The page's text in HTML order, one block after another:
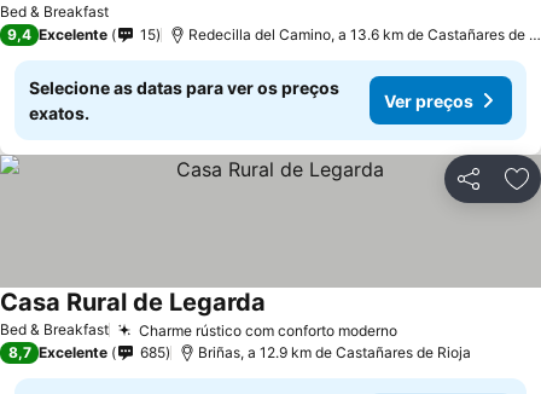
Bed & Breakfast
9,4 Excelente 15 Redecilla del Camino, a 13.6 km de Castañares de Rioja
Selecione as datas para ver os preços
exatos.
Ver preços
Partilhar
Bed & Breakfast Charme rústico com conforto moderno
Casa Rural de Legarda
8,7 Excelente 685 Briñas, a 12.9 km de Castañares de Rioja